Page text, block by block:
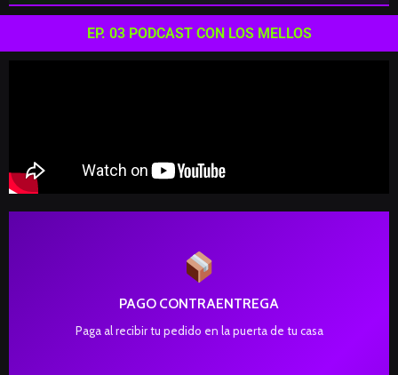
EP. 03 PODCAST CON LOS MELLOS
PAGO CONTRAENTREGA
Paga al recibir tu pedido en la puerta de tu casa